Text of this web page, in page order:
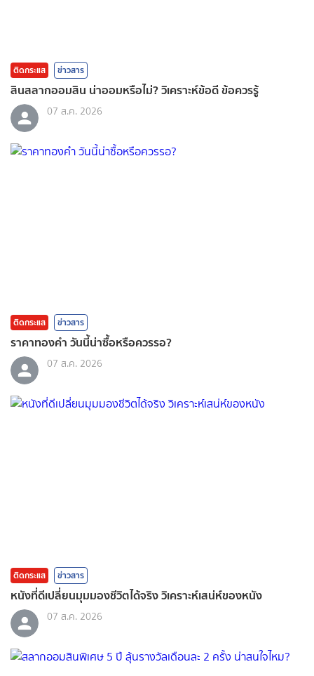
ติดกระแส ข่าวสาร
สินสลากออมสิน น่าออมหรือไม่? วิเคราะห์ข้อดี ข้อควรรู้
07 ส.ค. 2026
ติดกระแส ข่าวสาร
ราคาทองคํา วันนี้น่าซื้อหรือควรรอ?
07 ส.ค. 2026
ติดกระแส ข่าวสาร
หนังที่ดีเปลี่ยนมุมมองชีวิตได้จริง วิเคราะห์เสน่ห์ของหนัง
07 ส.ค. 2026